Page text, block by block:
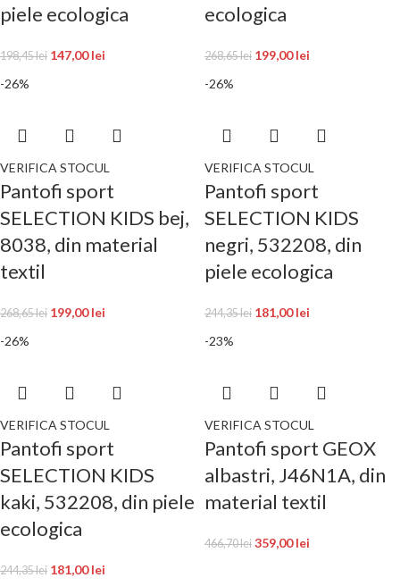
piele ecologica
198,45lei 147,00lei
ecologica
268,65lei 199,00lei
-26%
VERIFICA STOCUL
Pantofi sport
SELECTION KIDS bej,
8038, din material
textil
268,65lei 199,00lei
-26%
VERIFICA STOCUL
Pantofi sport
SELECTION KIDS
negri, 532208, din
piele ecologica
244,35lei 181,00lei
-26%
VERIFICA STOCUL
Pantofi sport
SELECTION KIDS
kaki, 532208, din piele
ecologica
244,35lei 181,00lei
-23%
VERIFICA STOCUL
Pantofi sport GEOX
albastri, J46N1A, din
material textil
466,70lei 359,00lei